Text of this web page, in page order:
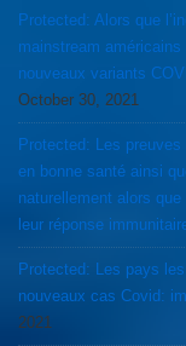
Protected: Alors que
mainstream
nouveaux variants
October 30, 2021
Protected: Les preuves
en bonne santé ainsi
naturellement alors
leur réponse
Protected: Les pays
nouveaux cas Covid:
2021